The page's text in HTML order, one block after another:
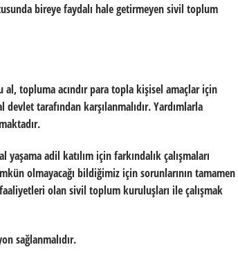
bireye faydalı hale getirmeyen sivil toplum
topluma acındır para topla kişisel amaçlar için
tarafından karşılanmalıdır. Yardımlarla
adil katılım için farkındalık çalışmaları
olmayacağı bildiğimiz için sorunlarının tamamen
olan sivil toplum kuruluşları ile çalışmak
sağlanmalıdır.